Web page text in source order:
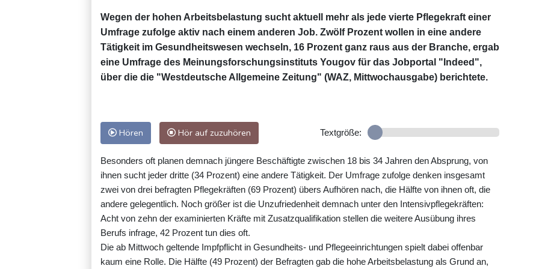
Wegen der hohen Arbeitsbelastung sucht aktuell mehr als jede vierte Pflegekraft einer
Umfrage zufolge aktiv nach einem anderen Job. Zwölf Prozent wollen in eine andere
Tätigkeit im Gesundheitswesen wechseln, 16 Prozent ganz raus aus der Branche, ergab
eine Umfrage des Meinungsforschungsinstituts Yougov für das Jobportal "Indeed",
über die die "Westdeutsche Allgemeine Zeitung" (WAZ, Mittwochausgabe) berichtete.
Hören Hör auf zuzuhören Textgröße:
Besonders oft planen demnach jüngere Beschäftigte zwischen 18 bis 34 Jahren den Absprung, von
ihnen sucht jeder dritte (34 Prozent) eine andere Tätigkeit. Der Umfrage zufolge denken insgesamt
zwei von drei befragten Pflegekräften (69 Prozent) übers Aufhören nach, die Hälfte von ihnen oft, die
andere gelegentlich. Noch größer ist die Unzufriedenheit demnach unter den Intensivpflegekräften:
Acht von zehn der examinierten Kräfte mit Zusatzqualifikation stellen die weitere Ausübung ihres
Berufs infrage, 42 Prozent tun dies oft.
Die ab Mittwoch geltende Impfpflicht in Gesundheits- und Pflegeeinrichtungen spielt dabei offenbar
kaum eine Rolle. Die Hälfte (49 Prozent) der Befragten gab die hohe Arbeitsbelastung als Grund an,